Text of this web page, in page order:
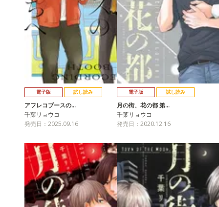
電子版 試し読み
アフレコブースの…
千葉リョウコ
発売日：2025.09.16
電子版 試し読み
月の街、花の都 第…
千葉リョウコ
発売日：2020.12.16